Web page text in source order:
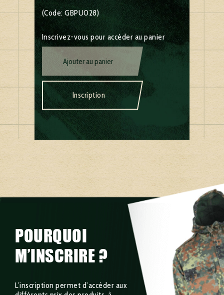
(Code: GBPU028)
Inscrivez-vous pour accéder au panier
Ajouter au panier
Inscription
POURQUOI
M’INSCRIRE ?
L’inscription permet d’accéder aux